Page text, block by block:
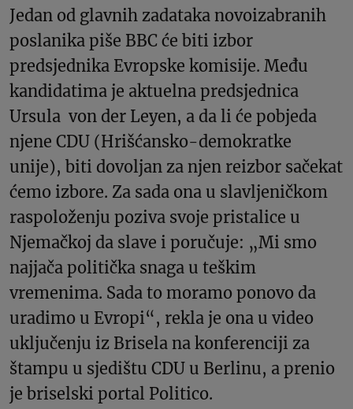
Jedan od glavnih zadataka novoizabranih
poslanika piše BBC će biti izbor
predsjednika Evropske komisije. Među
kandidatima je aktuelna predsjednica
Ursula von der Leyen, a da li će pobjeda
njene CDU (Hrišćansko-demokratke
unije), biti dovoljan za njen reizbor sačekat
ćemo izbore. Za sada ona u slavljeničkom
raspoloženju poziva svoje pristalice u
Njemačkoj da slave i poručuje: „Mi smo
najjača politička snaga u teškim
vremenima. Sada to moramo ponovo da
uradimo u Evropi“, rekla je ona u video
uključenju iz Brisela na konferenciji za
štampu u sjedištu CDU u Berlinu, a prenio
je briselski portal Politico.